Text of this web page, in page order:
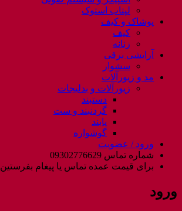
لپتاب استوک
پوشاک و کیف
کیف
زنانه
آرایشی برقی
سشوار
مد و زیورآلات
زیورآلات و بدلیجات
دستبند
گردنبند و ست
پابند
گوشواره
ورود / عضویت
شماره تماس 09302776629
برای قیمت عمده تماس یا پیغام بفرستین
ورود